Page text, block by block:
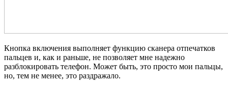
Кнопка включения выполняет функцию сканера отпечатков
пальцев и, как и раньше, не позволяет мне надежно
разблокировать телефон. Может быть, это просто мои пальцы,
но, тем не менее, это раздражало.